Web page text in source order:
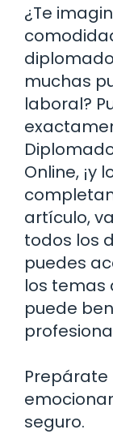
¿Te
muchas
laboral?
Online, ¡y
artículo,
todos los
puedes
los temas
puede
seguro.